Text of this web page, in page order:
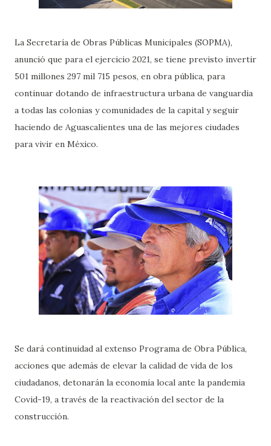
La Secretaría de Obras Públicas Municipales (SOPMA),
anunció que para el ejercicio 2021, se tiene previsto invertir
501 millones 297 mil 715 pesos, en obra pública, para
continuar dotando de infraestructura urbana de vanguardia
a todas las colonias y comunidades de la capital y seguir
haciendo de Aguascalientes una de las mejores ciudades
para vivir en México.
Se dará continuidad al extenso Programa de Obra Pública,
acciones que además de elevar la calidad de vida de los
ciudadanos, detonarán la economía local ante la pandemia
Covid-19, a través de la reactivación del sector de la
construcción.